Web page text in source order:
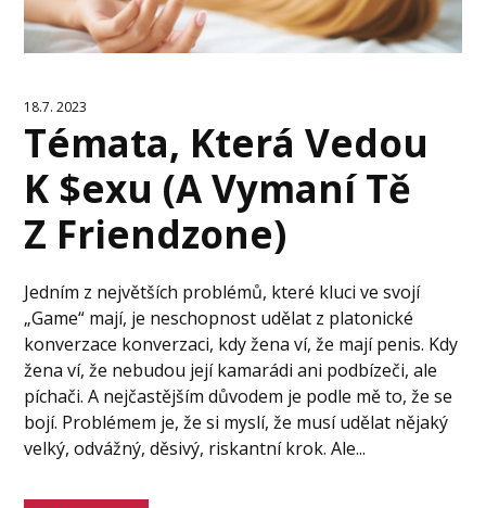
18.7. 2023
Témata, Která Vedou
K $exu (A Vymaní Tě
Z Friendzone)
Jedním z největších problémů, které kluci ve svojí
„Game“ mají, je neschopnost udělat z platonické
konverzace konverzaci, kdy žena ví, že mají penis. Kdy
žena ví, že nebudou její kamarádi ani podbízeči, ale
píchači. A nejčastějším důvodem je podle mě to, že se
bojí. Problémem je, že si myslí, že musí udělat nějaký
velký, odvážný, děsivý, riskantní krok. Ale...